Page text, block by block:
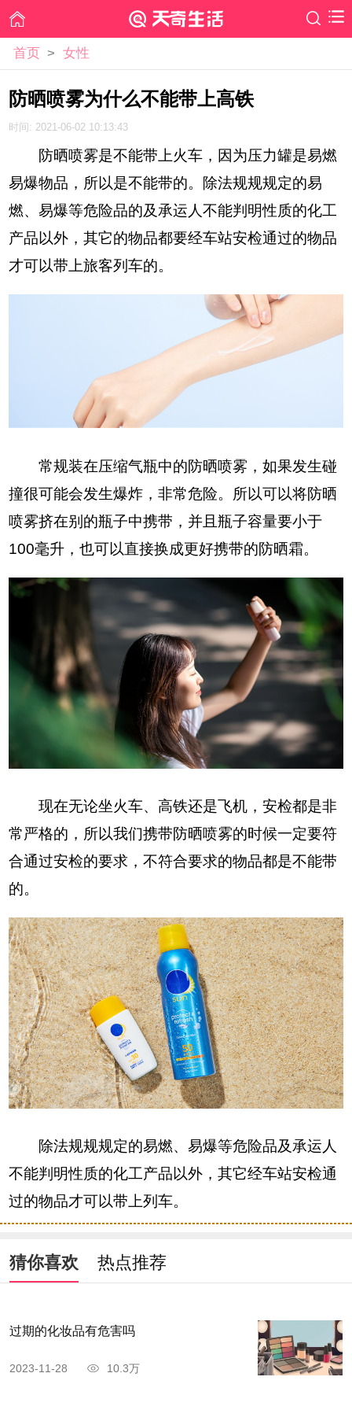
首页 > 女性
防晒喷雾为什么不能带上高铁
时间: 2021-06-02 10:13:43
防晒喷雾是不能带上火车，因为压力罐是易燃
易爆物品，所以是不能带的。除法规规规定的易
燃、易爆等危险品的及承运人不能判明性质的化工
产品以外，其它的物品都要经车站安检通过的物品
才可以带上旅客列车的。
常规装在压缩气瓶中的防晒喷雾，如果发生碰
撞很可能会发生爆炸，非常危险。所以可以将防晒
喷雾挤在别的瓶子中携带，并且瓶子容量要小于
100毫升，也可以直接换成更好携带的防晒霜。
现在无论坐火车、高铁还是飞机，安检都是非
常严格的，所以我们携带防晒喷雾的时候一定要符
合通过安检的要求，不符合要求的物品都是不能带
的。
除法规规规定的易燃、易爆等危险品及承运人
不能判明性质的化工产品以外，其它经车站安检通
过的物品才可以带上列车。
猜你喜欢 热点推荐
过期的化妆品有危害吗
2023-11-28 10.3万